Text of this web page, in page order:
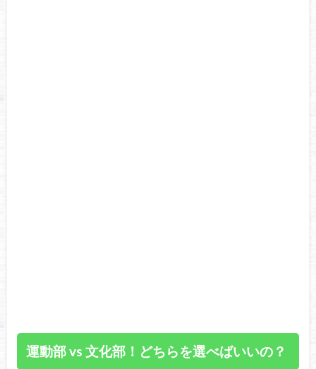
運動部 vs 文化部！どちらを選べばいいの？